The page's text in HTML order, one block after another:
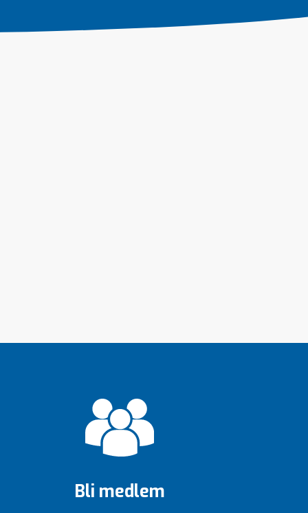
Bli medlem